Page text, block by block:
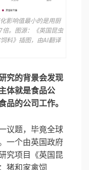
影响值最小的是用厨
倍。图源：《英国昆虫
料》插图，由AI翻译
究的背景会发现
体就是食品公
品的公司工作。
议题，毕竟全球
一个由英国政府
究项目《英国昆
猪和家禽饲